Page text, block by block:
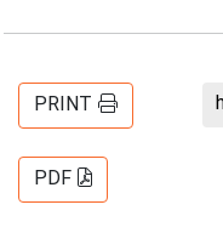
PRINT
PDF